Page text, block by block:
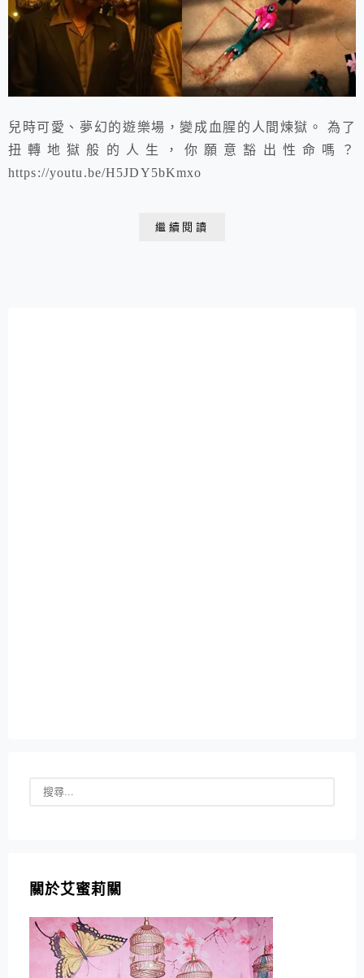
兒時可愛、夢幻的遊樂場，變成血腥的人間煉獄。 為了
扭轉地獄般的人生，你願意豁出性命嗎？
https://youtu.be/H5JDY5bKmxo
繼續閱讀
關於艾蜜莉關